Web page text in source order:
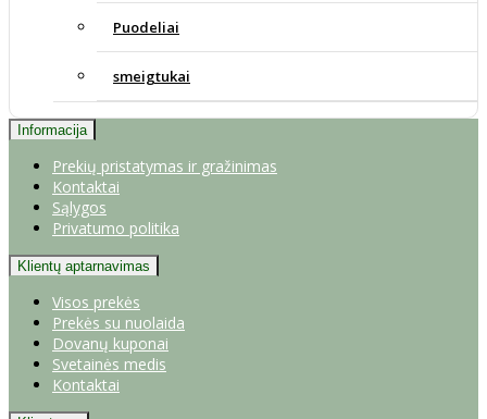
Puodeliai
smeigtukai
Informacija
Prekių pristatymas ir gražinimas
Kontaktai
Sąlygos
Privatumo politika
Klientų aptarnavimas
Visos prekės
Prekės su nuolaida
Dovanų kuponai
Svetainės medis
Kontaktai